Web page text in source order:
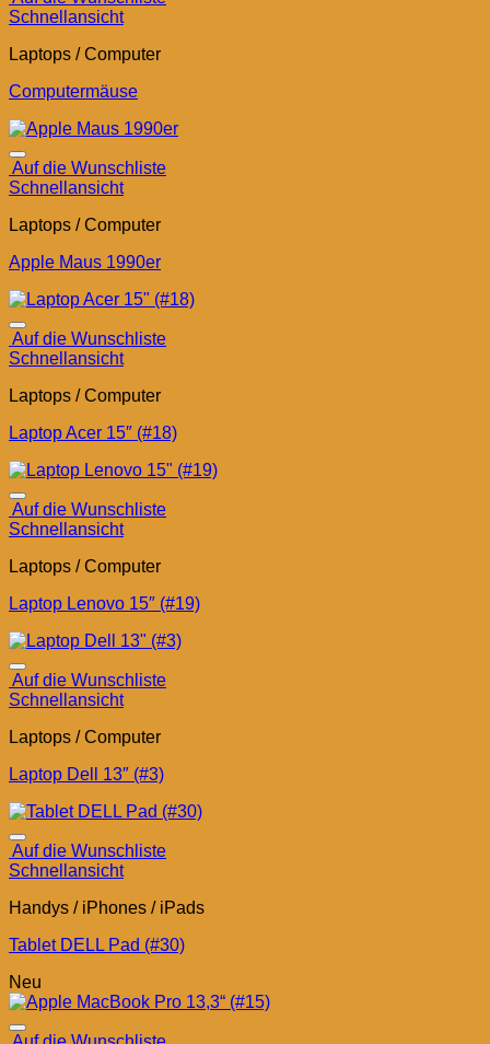
Schnellansicht
Laptops / Computer
Computermäuse
Auf die Wunschliste
Schnellansicht
Laptops / Computer
Apple Maus 1990er
Auf die Wunschliste
Schnellansicht
Laptops / Computer
Laptop Acer 15″ (#18)
Auf die Wunschliste
Schnellansicht
Laptops / Computer
Laptop Lenovo 15″ (#19)
Auf die Wunschliste
Schnellansicht
Laptops / Computer
Laptop Dell 13″ (#3)
Auf die Wunschliste
Schnellansicht
Handys / iPhones / iPads
Tablet DELL Pad (#30)
Neu